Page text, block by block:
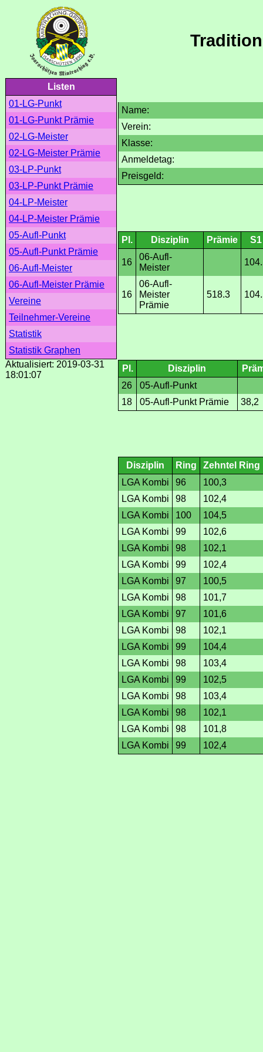
Listen
01-LG-Punkt
01-LG-Punkt Prämie
02-LG-Meister
02-LG-Meister Prämie
03-LP-Punkt
03-LP-Punkt Prämie
04-LP-Meister
04-LP-Meister Prämie
05-Aufl-Punkt
05-Aufl-Punkt Prämie
06-Aufl-Meister
06-Aufl-Meister Prämie
Vereine
Teilnehmer-Vereine
Statistik
Statistik Graphen
Aktualisiert: 2019-03-31
18:01:07
Name:
Verein:
Klasse:
Anmeldetag:
Preisgeld:
Pl. Disziplin Prämie S1
16
06-Aufl-
Meister
16
06-Aufl-
Meister
Prämie
518.3
Pl. Disziplin
26
05-Aufl-Punkt
18
05-Aufl-Punkt Prämie 38,2
Disziplin Ring
Zehntel Ring
LGA Kombi
96
100,3
LGA Kombi
98
102,4
LGA Kombi
100
104,5
LGA Kombi
99
102,6
LGA Kombi
98
102,1
LGA Kombi
99
102,4
LGA Kombi
97
100,5
LGA Kombi
98
101,7
LGA Kombi
97
101,6
LGA Kombi
98
102,1
LGA Kombi
99
104,4
LGA Kombi
98
103,4
LGA Kombi
99
102,5
LGA Kombi
98
103,4
LGA Kombi
98
102,1
LGA Kombi
98
101,8
LGA Kombi
99 102,4